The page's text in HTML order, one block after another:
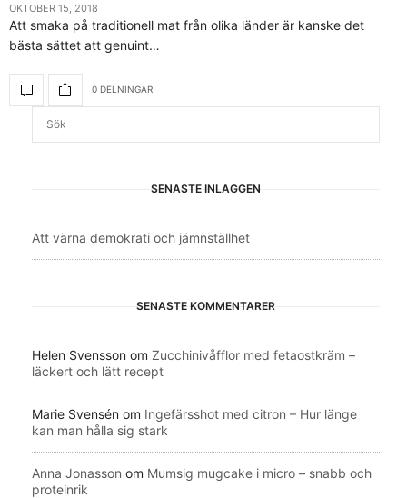
OKTOBER 15, 2018
Att smaka på traditionell mat från olika länder är kanske det
bästa sättet att genuint…
0 DELNINGAR
SENASTE INLÄGGEN
Att värna demokrati och jämnställhet
SENASTE KOMMENTARER
Helen Svensson om Zucchinivåfflor med fetaostkräm –
läckert och lätt recept
Marie Svensén om Ingefärsshot med citron – Hur länge
kan man hålla sig stark
Anna Jonasson om Mumsig mugcake i micro – snabb och
proteinrik